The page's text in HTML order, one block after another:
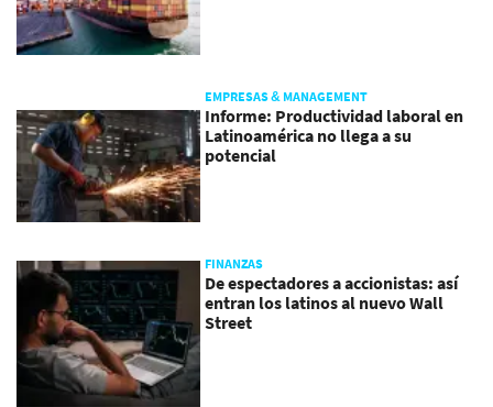
EMPRESAS & MANAGEMENT
Informe: Productividad laboral en
Latinoamérica no llega a su
potencial
FINANZAS
De espectadores a accionistas: así
entran los latinos al nuevo Wall
Street